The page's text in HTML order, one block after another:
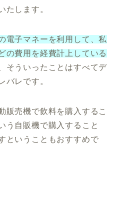
たします。
電子マネーを利用して、私
の費用を経費計上している
そういったことはすべてデ
バレです。
販売機で飲料を購入するこ
う自販機で購入すること
ということもおすすめで